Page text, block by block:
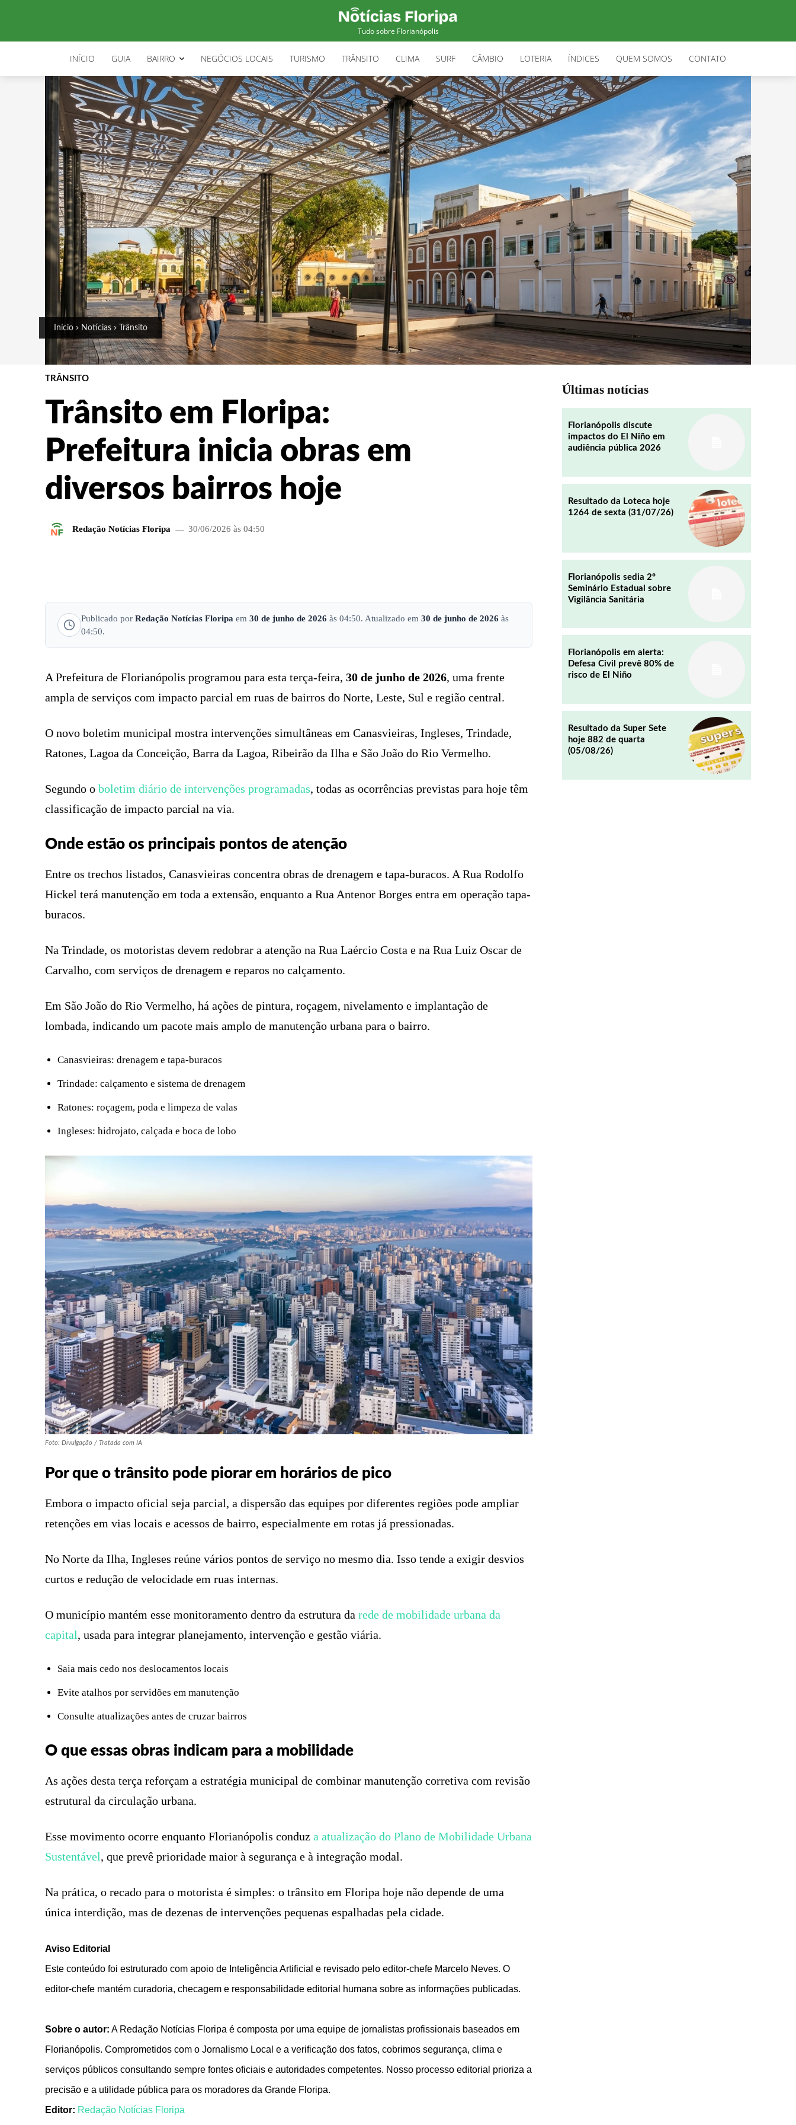
Tudo sobre Florianópolis
INÍCIO GUIA BAIRRO NEGÓCIOS LOCAIS TURISMO TRÂNSITO CLIMA SURF CÂMBIO LOTERIA ÍNDICES QUEM SOMOS CONTATO
Início Notícias Trânsito
TRÂNSITO
Trânsito em Floripa:
Prefeitura inicia obras em
diversos bairros hoje
Redação Notícias Floripa 30/06/2026 às 04:50
Publicado por Redação Notícias Floripa em 30 de junho de 2026 às 04:50. Atualizado em 30 de junho de 2026 às
04:50.
A Prefeitura de Florianópolis programou para esta terça-feira, 30 de junho de 2026, uma frente
ampla de serviços com impacto parcial em ruas de bairros do Norte, Leste, Sul e região central.
O novo boletim municipal mostra intervenções simultâneas em Canasvieiras, Ingleses, Trindade,
Ratones, Lagoa da Conceição, Barra da Lagoa, Ribeirão da Ilha e São João do Rio Vermelho.
Segundo o boletim diário de intervenções programadas, todas as ocorrências previstas para hoje têm
classificação de impacto parcial na via.
Onde estão os principais pontos de atenção
Entre os trechos listados, Canasvieiras concentra obras de drenagem e tapa-buracos. A Rua Rodolfo
Hickel terá manutenção em toda a extensão, enquanto a Rua Antenor Borges entra em operação tapa-
buracos.
Na Trindade, os motoristas devem redobrar a atenção na Rua Laércio Costa e na Rua Luiz Oscar de
Carvalho, com serviços de drenagem e reparos no calçamento.
Em São João do Rio Vermelho, há ações de pintura, roçagem, nivelamento e implantação de
lombada, indicando um pacote mais amplo de manutenção urbana para o bairro.
Canasvieiras: drenagem e tapa-buracos
Trindade: calçamento e sistema de drenagem
Ratones: roçagem, poda e limpeza de valas
Ingleses: hidrojato, calçada e boca de lobo
Foto: Divulgação / Tratada com IA
Por que o trânsito pode piorar em horários de pico
Embora o impacto oficial seja parcial, a dispersão das equipes por diferentes regiões pode ampliar
retenções em vias locais e acessos de bairro, especialmente em rotas já pressionadas.
No Norte da Ilha, Ingleses reúne vários pontos de serviço no mesmo dia. Isso tende a exigir desvios
curtos e redução de velocidade em ruas internas.
O município mantém esse monitoramento dentro da estrutura da rede de mobilidade urbana da
capital, usada para integrar planejamento, intervenção e gestão viária.
Saia mais cedo nos deslocamentos locais
Evite atalhos por servidões em manutenção
Consulte atualizações antes de cruzar bairros
O que essas obras indicam para a mobilidade
As ações desta terça reforçam a estratégia municipal de combinar manutenção corretiva com revisão
estrutural da circulação urbana.
Esse movimento ocorre enquanto Florianópolis conduz a atualização do Plano de Mobilidade Urbana
Sustentável, que prevê prioridade maior à segurança e à integração modal.
Na prática, o recado para o motorista é simples: o trânsito em Floripa hoje não depende de uma
única interdição, mas de dezenas de intervenções pequenas espalhadas pela cidade.
Aviso Editorial
Este conteúdo foi estruturado com apoio de Inteligência Artificial e revisado pelo editor-chefe Marcelo Neves. O
editor-chefe mantém curadoria, checagem e responsabilidade editorial humana sobre as informações publicadas.
Sobre o autor: A Redação Notícias Floripa é composta por uma equipe de jornalistas profissionais baseados em
Florianópolis. Comprometidos com o Jornalismo Local e a verificação dos fatos, cobrimos segurança, clima e
serviços públicos consultando sempre fontes oficiais e autoridades competentes. Nosso processo editorial prioriza a
precisão e a utilidade pública para os moradores da Grande Floripa.
Editor: Redação Notícias Floripa
Últimas notícias
Florianópolis discute
impactos do El Niño em
audiência pública 2026
Resultado da Loteca hoje
1264 de sexta (31/07/26)
Florianópolis sedia 2º
Seminário Estadual sobre
Vigilância Sanitária
Florianópolis em alerta:
Defesa Civil prevê 80% de
risco de El Niño
Resultado da Super Sete
hoje 882 de quarta
(05/08/26)